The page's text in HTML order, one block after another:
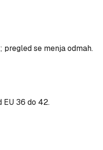
se menja odmah.
EU 36 do 42.